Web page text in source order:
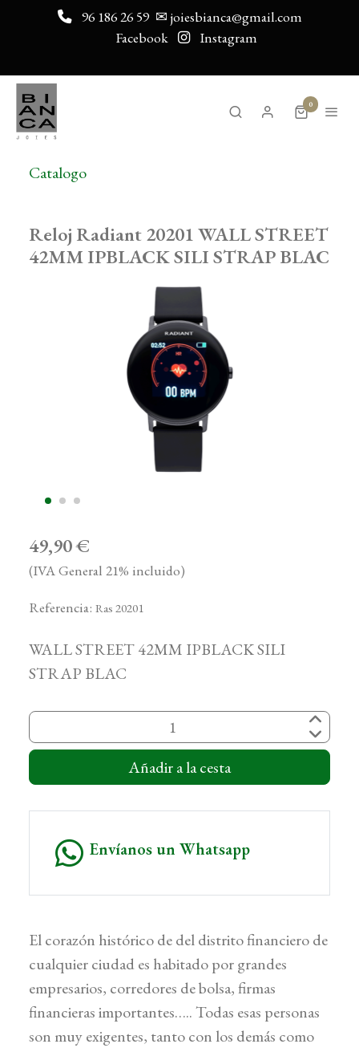
96 186 26 59 ✉ joiesbianca@gmail.com
Facebook
Instagram
0
Catalogo
Reloj Radiant 20201 WALL STREET
42MM IPBLACK SILI STRAP BLAC
49,90 €
(IVA General 21% incluido)
Referencia: Ras 20201
WALL STREET 42MM IPBLACK SILI
STRAP BLAC
Añadir a la cesta
Envíanos un Whatsapp
El corazón histórico de del distrito financiero de
cualquier ciudad es habitado por grandes
empresarios, corredores de bolsa, firmas
financieras importantes….. Todas esas personas
son muy exigentes, tanto con los demás como